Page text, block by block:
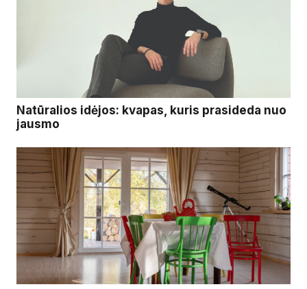
Natūralios idėjos: kvapas, kuris prasideda nuo
jausmo